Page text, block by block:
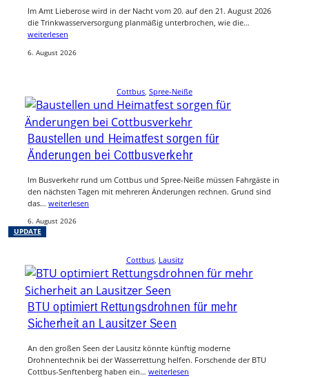
Im Amt Lieberose wird in der Nacht vom 20. auf den 21. August 2026
die Trinkwasserversorgung planmäßig unterbrochen, wie die…
weiterlesen
6. August 2026
Cottbus Spree-Neiße
UPDATE
Baustellen und Heimatfest sorgen für
Änderungen bei Cottbusverkehr
Im Busverkehr rund um Cottbus und Spree-Neiße müssen Fahrgäste in
den nächsten Tagen mit mehreren Änderungen rechnen. Grund sind
das… weiterlesen
6. August 2026
Cottbus, Lausitz
BTU optimiert Rettungsdrohnen für mehr
Sicherheit an Lausitzer Seen
An den großen Seen der Lausitz könnte künftig moderne
Drohnentechnik bei der Wasserrettung helfen. Forschende der BTU
Cottbus-Senftenberg haben ein… weiterlesen